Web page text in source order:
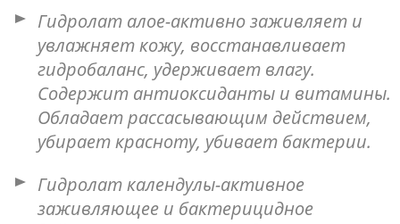
Гидролат алое-активно заживляет и
увлажняет кожу, восстанавливает
гидробаланс, удерживает влагу.
Содержит антиоксиданты и витамины.
Обладает рассасывающим действием,
убирает красноту, убивает бактерии.
Гидролат календулы-активное
заживляющее и бактерицидное